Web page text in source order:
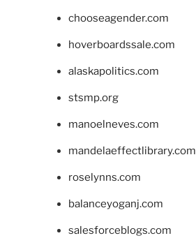
chooseagender.com
hoverboardssale.com
alaskapolitics.com
stsmp.org
manoelneves.com
mandelaeffectlibrary.com
roselynns.com
balanceyoganj.com
salesforceblogs.com